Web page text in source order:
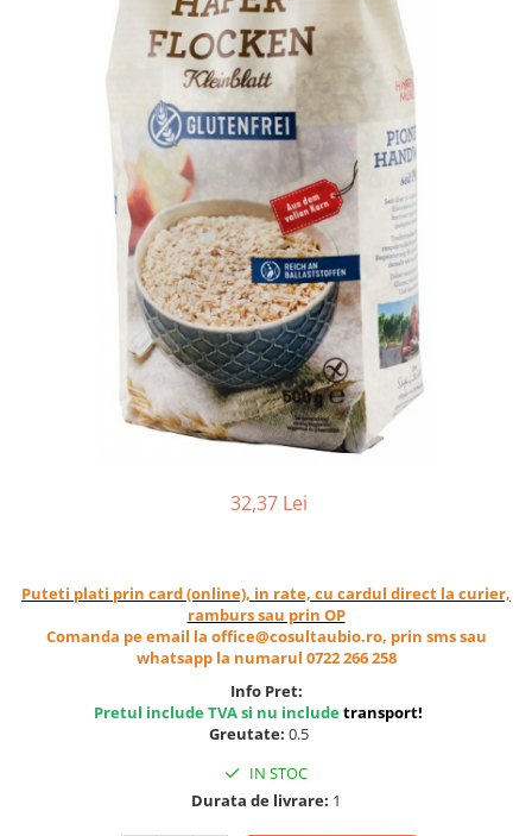
Ceaiuri diverse si accesorii
Vinuri, bere si alte bauturi
Siropuri naturale
Cacao si inlocuitori
Seminte bio pentru germinat
Seminte din plante oleaginoase
Superalimente bio
Lactate
Bauturi vegetale
Orez, Faina si Premixuri
32,37 Lei
Puteti plati prin card (online), in rate, cu cardul direct la curier,
ramburs sau prin OP
Comanda pe email la office@cosultaubio.ro, prin sms sau
whatsapp la numarul 0722 266 258
Info Pret:
Pretul include TVA si nu includetransport!
Greutate: 0.5
IN STOC
Durata de livrare: 1